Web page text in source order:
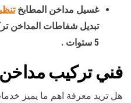
غسيل مداخن المطابخ
تبديل شفاطات المداخن
5 ستوات .
فني تركيب
هل تريد معرفة اهم ما يميز